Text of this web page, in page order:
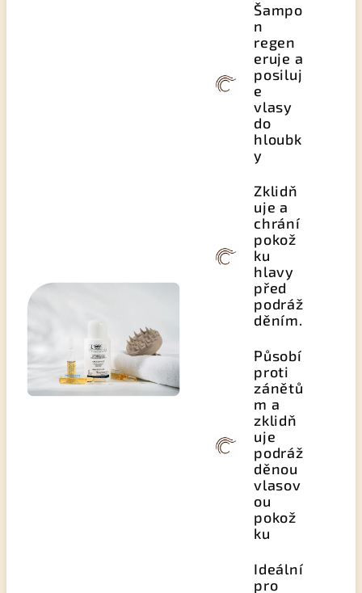
Šampo
n
regen
eruje a
posiluj
e
vlasy
do
hloubk
y
Zklidň
uje a
chrání
pokož
ku
hlavy
před
podráž
děním.
Působí
proti
zánětů
m a
zklidň
uje
podráž
děnou
vlasov
ou
pokož
ku
Ideální
pro